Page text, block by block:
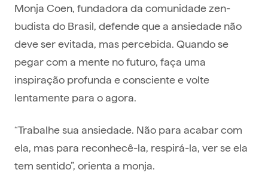
Monja Coen, fundadora da comunidade zen-
budista do Brasil, defende que a ansiedade não
deve ser evitada, mas percebida. Quando se
pegar com a mente no futuro, faça uma
inspiração profunda e consciente e volte
lentamente para o agora.
“Trabalhe sua ansiedade. Não para acabar com
ela, mas para reconhecê-la, respirá-la, ver se ela
tem sentido”, orienta a monja.